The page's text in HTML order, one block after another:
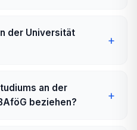
der Universität
an der
beziehen?